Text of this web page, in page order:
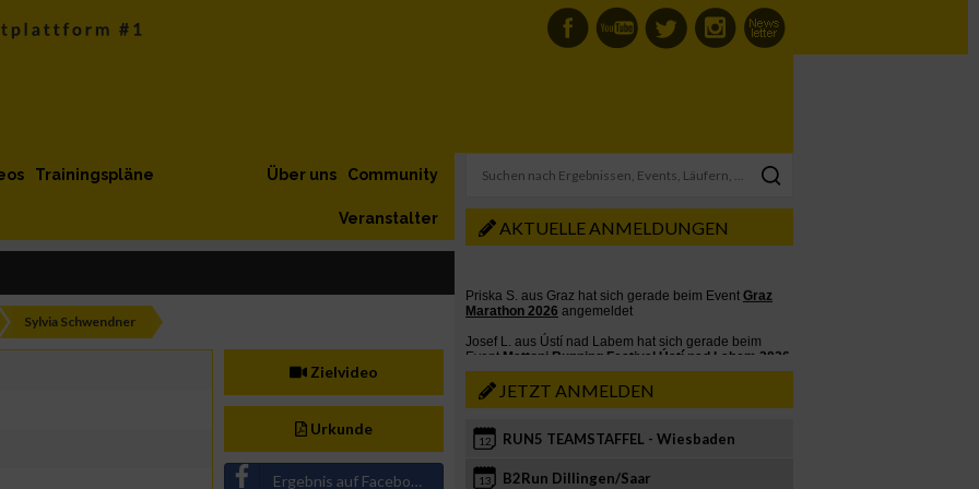
Trainingspläne Community
Über uns
Veranstalter
Sylvia Schwendner
Zielvideo
Urkunde
Ergebnis auf Facebook teilen
AKTUELLE ANMELDUNGEN
JETZT ANMELDEN
12 RUN5 TEAMSTAFFEL - Wiesbaden
13 B2Run Dillingen/Saar